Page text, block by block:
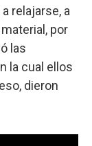
relajarse, a
por
las
la cual ellos
dieron